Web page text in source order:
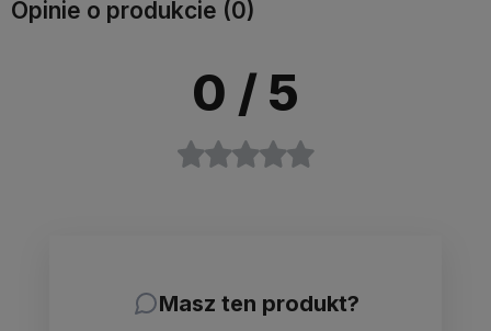
Opinie o produkcie (0)
0 / 5
Masz ten produkt?